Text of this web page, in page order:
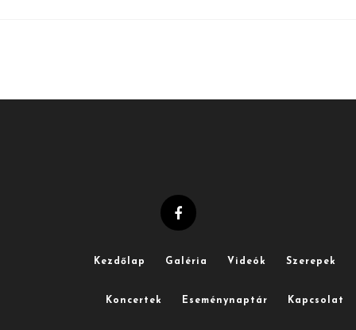
Kezdőlap Galéria Videók Szerepek
Koncertek Eseménynaptár Kapcsolat